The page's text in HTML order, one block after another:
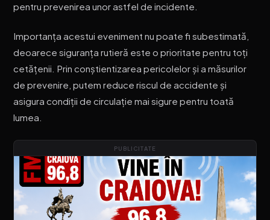
pentru prevenirea unor astfel de incidente.
Importanța acestui eveniment nu poate fi subestimată,
deoarece siguranța rutieră este o prioritate pentru toți
cetățenii. Prin conștientizarea pericolelor și a măsurilor
de prevenire, putem reduce riscul de accidente și
asigura condiții de circulație mai sigure pentru toată
lumea.
PUBLICITATE